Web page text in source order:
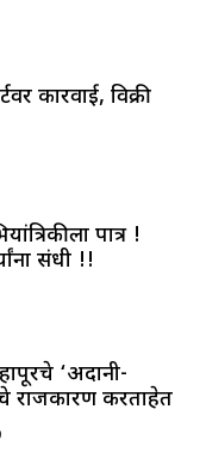
कारवाई, विक्री
पात्र !
संधी !!
‘अदानी-
राजकारण करताहेत